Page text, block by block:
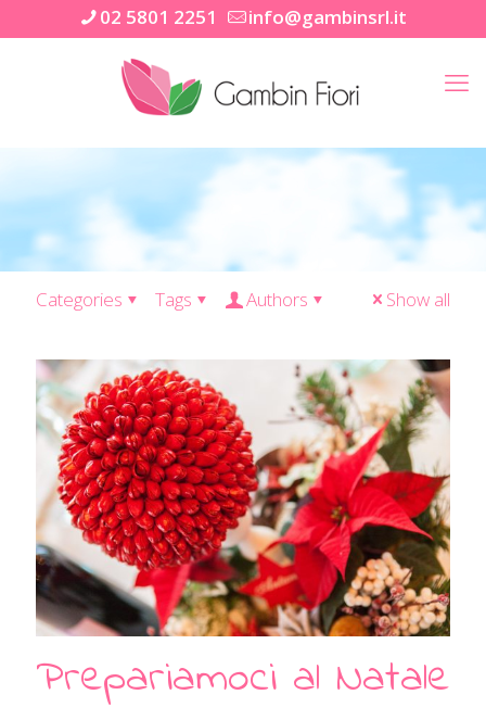
02 5801 2251 info@gambinsrl.it
Categories Tags Authors Show all
Prepariamoci al Natale